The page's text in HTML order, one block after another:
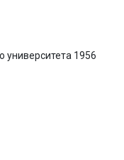
университета 1956